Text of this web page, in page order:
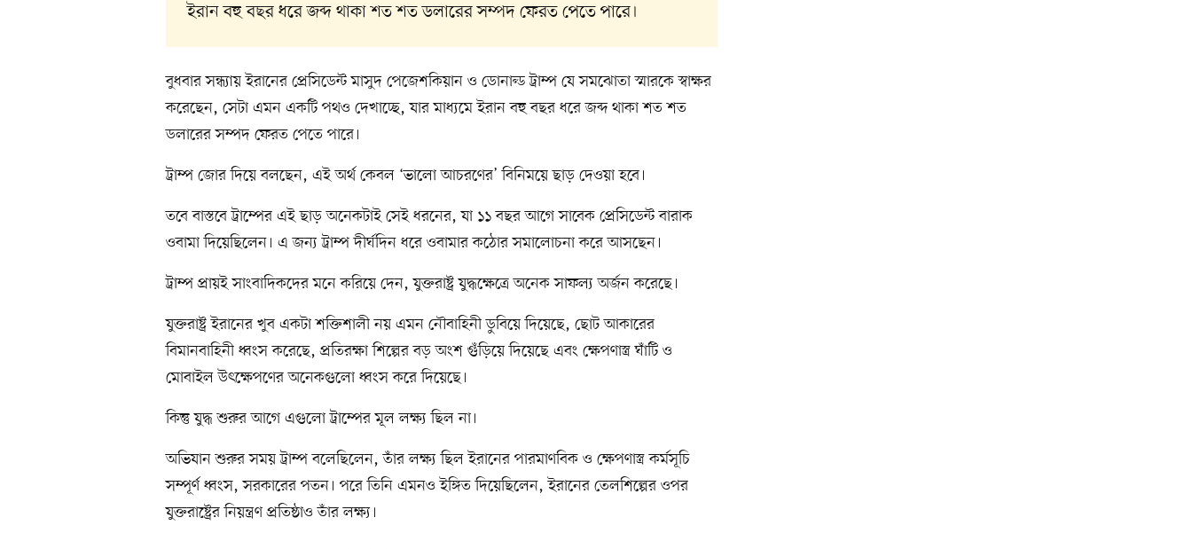
ইরান বহু বছর ধরে জব্দ থাকা শত শত ডলারের সম্পদ ফেরত পেতে পারে।
বুধবার সন্ধ্যায় ইরানের প্রেসিডেন্ট মাসুদ পেজেশকিয়ান ও ডোনাল্ড ট্রাম্প যে সমঝোতা স্মারকে স্বাক্ষর
করেছেন, সেটা এমন একটি পথও দেখাচ্ছে, যার মাধ্যমে ইরান বহু বছর ধরে জব্দ থাকা শত শত
ডলারের সম্পদ ফেরত পেতে পারে।
ট্রাম্প জোর দিয়ে বলছেন, এই অর্থ কেবল ‘ভালো আচরণের’ বিনিময়ে ছাড় দেওয়া হবে।
তবে বাস্তবে ট্রাম্পের এই ছাড় অনেকটাই সেই ধরনের, যা ১১ বছর আগে সাবেক প্রেসিডেন্ট বারাক
ওবামা দিয়েছিলেন। এ জন্য ট্রাম্প দীর্ঘদিন ধরে ওবামার কঠোর সমালোচনা করে আসছেন।
ট্রাম্প প্রায়ই সাংবাদিকদের মনে করিয়ে দেন, যুক্তরাষ্ট্র যুদ্ধক্ষেত্রে অনেক সাফল্য অর্জন করেছে।
যুক্তরাষ্ট্র ইরানের খুব একটা শক্তিশালী নয় এমন নৌবাহিনী ডুবিয়ে দিয়েছে, ছোট আকারের
বিমানবাহিনী ধ্বংস করেছে, প্রতিরক্ষা শিল্পের বড় অংশ গুঁড়িয়ে দিয়েছে এবং ক্ষেপণাস্ত্র ঘাঁটি ও
মোবাইল উৎক্ষেপণের অনেকগুলো ধ্বংস করে দিয়েছে।
কিন্তু যুদ্ধ শুরুর আগে এগুলো ট্রাম্পের মূল লক্ষ্য ছিল না।
অভিযান শুরুর সময় ট্রাম্প বলেছিলেন, তাঁর লক্ষ্য ছিল ইরানের পারমাণবিক ও ক্ষেপণাস্ত্র কর্মসূচি
সম্পূর্ণ ধ্বংস, সরকারের পতন। পরে তিনি এমনও ইঙ্গিত দিয়েছিলেন, ইরানের তেলশিল্পের ওপর
যুক্তরাষ্ট্রের নিয়ন্ত্রণ প্রতিষ্ঠাও তাঁর লক্ষ্য।